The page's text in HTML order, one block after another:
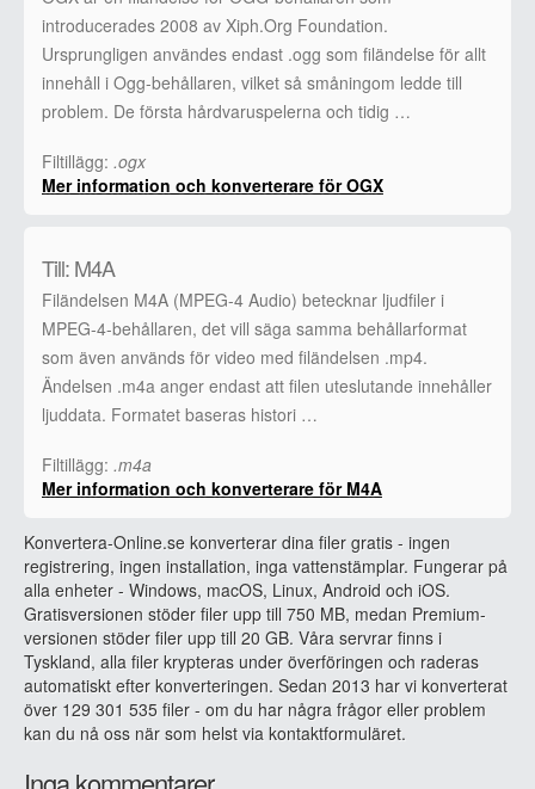
introducerades 2008 av Xiph.Org Foundation.
Ursprungligen användes endast .ogg som filändelse för allt
innehåll i Ogg-behållaren, vilket så småningom ledde till
problem. De första hårdvaruspelerna och tidig …
Filtillägg: .ogx
Mer information och konverterare för OGX
Till: M4A
Filändelsen M4A (MPEG-4 Audio) betecknar ljudfiler i
MPEG-4-behållaren, det vill säga samma behållarformat
som även används för video med filändelsen .mp4.
Ändelsen .m4a anger endast att filen uteslutande innehåller
ljuddata. Formatet baseras histori …
Filtillägg: .m4a
Mer information och konverterare för M4A
Konvertera-Online.se konverterar dina filer gratis - ingen
registrering, ingen installation, inga vattenstämplar. Fungerar på
alla enheter - Windows, macOS, Linux, Android och iOS.
Gratisversionen stöder filer upp till 750 MB, medan Premium-
versionen stöder filer upp till 20 GB. Våra servrar finns i
Tyskland, alla filer krypteras under överföringen och raderas
automatiskt efter konverteringen. Sedan 2013 har vi konverterat
över 129 301 535 filer - om du har några frågor eller problem
kan du nå oss när som helst via kontaktformuläret.